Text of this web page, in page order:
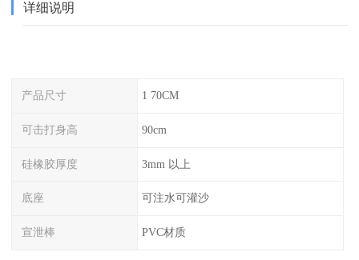
详细说明
产品尺寸 1 70CM
可击打身高 90cm
硅橡胶厚度 3mm 以上
底座 可注水可灌沙
宣泄棒 PVC材质